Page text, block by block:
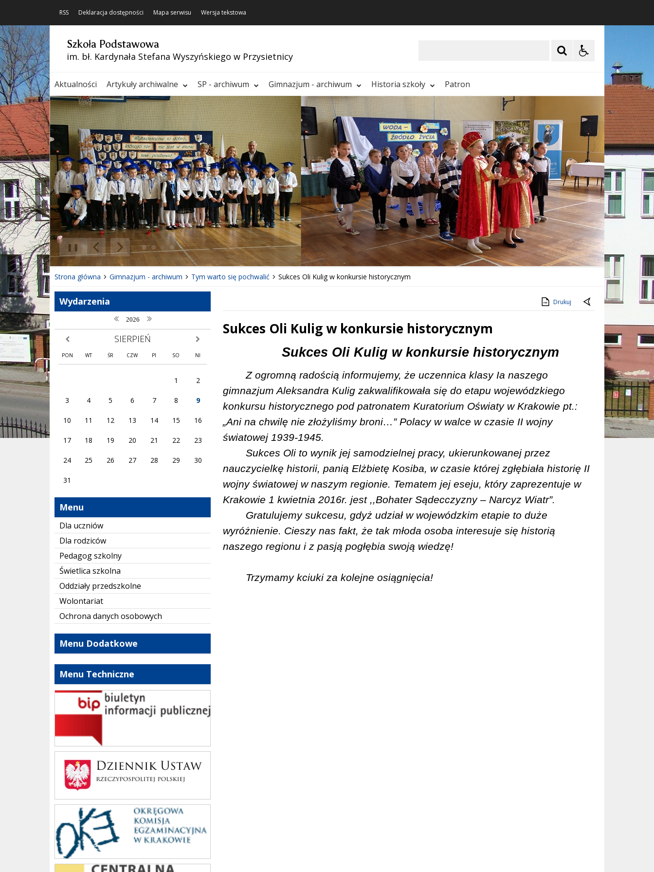
RSS Deklaracja dostępności Mapa serwisu Wersja tekstowa
Szkoła Podstawowa
im. bł. Kardynała Stefana Wyszyńskiego w Przysietnicy
Aktualności Artykuły archiwalne SP - archiwum Gimnazjum - archiwum Historia szkoły Patron
Poprzedni Element
Następny Element
❚❚
Strona główna Gimnazjum - archiwum Tym warto się pochwalić Sukces Oli Kulig w konkursie historycznym
Wydarzenia
poprzedni rok
2026 następny rok
poprzedni miesiąc SIERPIEŃ następny miesiąc
PON WT ŚR CZW PI SO NI
1 2
3 4 5 6 7 8 9
10 11 12 13 14 15 16
17 18 19 20 21 22 23
24 25 26 27 28 29 30
31
Menu
Dla uczniów
Dla rodziców
Pedagog szkolny
Świetlica szkolna
Oddziały przedszkolne
Wolontariat
Ochrona danych osobowych
Menu Dodatkowe
Menu Techniczne
bip szkoły
Dziennik Polski
oke_krakow
cke
Drukuj
Sukces Oli Kulig w konkursie historycznym
Sukces Oli Kulig w konkursie historycznym
Z ogromną radością informujemy, że uczennica klasy Ia naszego
gimnazjum Aleksandra Kulig zakwalifikowała się do etapu wojewódzkiego
konkursu historycznego pod patronatem Kuratorium Oświaty w Krakowie pt.:
„Ani na chwilę nie złożyliśmy broni…” Polacy w walce w czasie II wojny
światowej 1939-1945.
Sukces Oli to wynik jej samodzielnej pracy, ukierunkowanej przez
nauczycielkę historii, panią Elżbietę Kosiba, w czasie której zgłębiała historię II
wojny światowej w naszym regionie. Tematem jej eseju, który zaprezentuje w
Krakowie 1 kwietnia 2016r. jest ,,Bohater Sądecczyzny – Narcyz Wiatr”.
Gratulujemy sukcesu, gdyż udział w wojewódzkim etapie to duże
wyróżnienie. Cieszy nas fakt, że tak młoda osoba interesuje się historią
naszego regionu i z pasją pogłębia swoją wiedzę!
Trzymamy kciuki za kolejne osiągnięcia!